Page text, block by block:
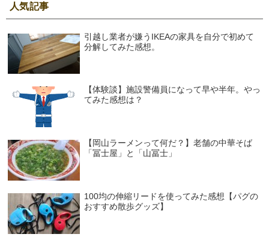
人気記事
引越し業者が嫌うIKEAの家具を自分で初めて
分解してみた感想。
【体験談】施設警備員になって早や半年。やっ
てみた感想は？
【岡山ラーメンって何だ？】老舗の中華そば
「冨士屋」と「山冨士」
100均の伸縮リードを使ってみた感想【パグの
おすすめ散歩グッズ】